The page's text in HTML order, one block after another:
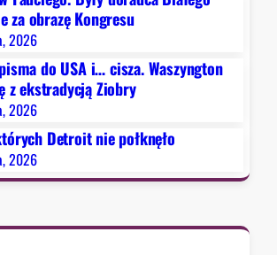
o
k
za obrazę Kongresu
2026
do USA i… cisza. Waszyngton
z ekstradycją Ziobry
2026
Detroit nie połknęło
2026